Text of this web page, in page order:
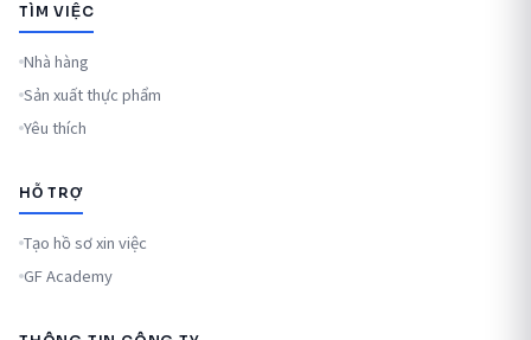
TÌM VIỆC
Nhà hàng
Sản xuất thực phẩm
Yêu thích
HỖ TRỢ
Tạo hồ sơ xin việc
GF Academy